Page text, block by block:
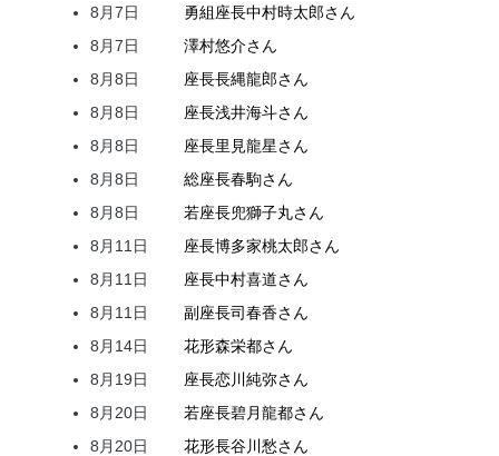
8月7日
勇組座長中村時太郎さん
8月7日
澤村悠介さん
8月8日
座長長縄龍郎さん
8月8日
座長浅井海斗さん
8月8日
座長里見龍星さん
8月8日
総座長春駒さん
8月8日
若座長兜獅子丸さん
8月11日
座長博多家桃太郎さん
8月11日
座長中村喜道さん
8月11日
副座長司春香さん
8月14日
花形森栄都さん
8月19日
座長恋川純弥さん
8月20日
若座長碧月龍都さん
8月20日
花形長谷川愁さん